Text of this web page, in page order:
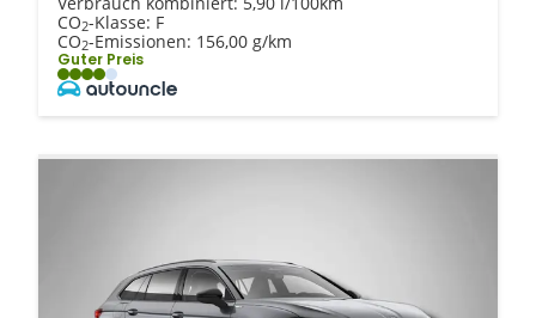
CO2-Klasse: F
CO2-Emissionen: 156,00 g/km
Guter Preis